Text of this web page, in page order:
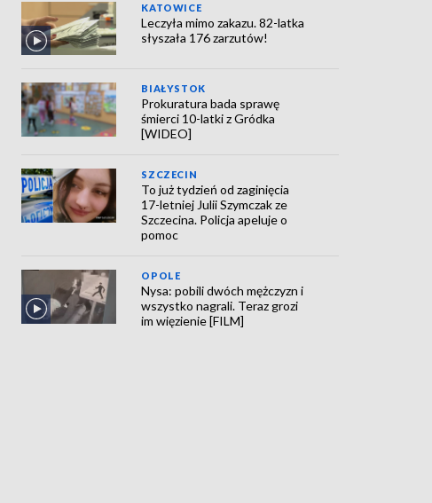
KATOWICE
Leczyła mimo zakazu. 82-latka
słyszała 176 zarzutów!
BIAŁYSTOK
Prokuratura bada sprawę
śmierci 10-latki z Gródka
[WIDEO]
SZCZECIN
To już tydzień od zaginięcia
17-letniej Julii Szymczak ze
Szczecina. Policja apeluje o
pomoc
OPOLE
Nysa: pobili dwóch mężczyzn i
wszystko nagrali. Teraz grozi
im więzienie [FILM]